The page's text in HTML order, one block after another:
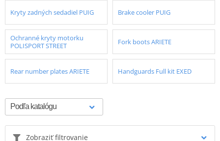
Kryty zadných sedadiel PUIG Brake cooler PUIG
Ochranné kryty motorku
POLISPORT STREET
Fork boots ARIETE
Rear number plates ARIETE Handguards Full kit EXED
Zobraziť filtrovanie